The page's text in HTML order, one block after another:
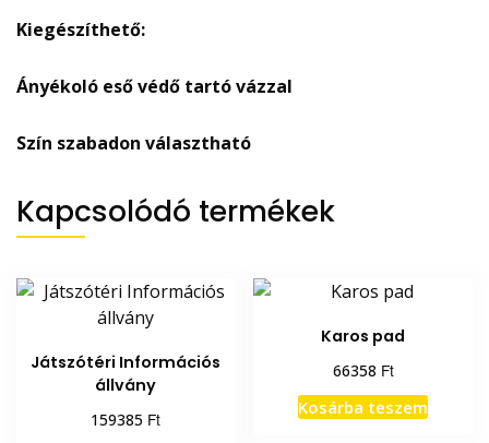
Kiegészíthető:
Ányékoló eső védő tartó vázzal
Szín szabadon választható
Kapcsolódó termékek
Játszótéri Információs
állvány
159385 Ft
Karos pad
66358 Ft
Kosárba teszem